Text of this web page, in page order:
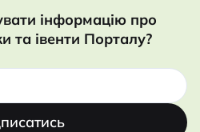
інформацію про
та івенти Порталу?